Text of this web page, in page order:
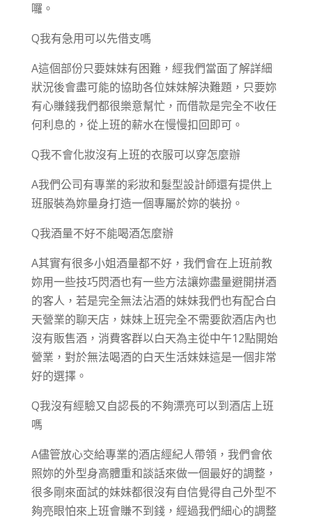
囉。
Q我有急用可以先借支嗎
A這個部份只要妹妹有困難，經我們當面了解詳細
狀況後會盡可能的協助各位妹妹解決難題，只要妳
有心賺錢我們都很樂意幫忙，而借款是完全不收任
何利息的，從上班的薪水在慢慢扣回即可。
Q我不會化妝沒有上班的衣服可以穿怎麼辦
A我們公司有專業的彩妝和髮型設計師還有提供上
班服裝為妳量身打造一個專屬於妳的裝扮。
Q我酒量不好不能喝酒怎麼辦
A其實有很多小姐酒量都不好，我們會在上班前教
妳用一些技巧閃酒也有一些方法讓妳盡量避開拼酒
的客人，若是完全無法沾酒的妹妹我們也有配合白
天營業的聊天店，妹妹上班完全不需要飲酒店內也
沒有販售酒，消費客群以白天為主從中午12點開始
營業，對於無法喝酒的白天生活妹妹這是一個非常
好的選擇。
Q我沒有經驗又自認長的不夠漂亮可以到酒店上班
嗎
A儘管放心交給專業的酒店經紀人帶領，我們會依
照妳的外型身高體重和談話來做一個最好的調整，
很多剛來面試的妹妹都很沒有自信覺得自己外型不
夠亮眼怕來上班會賺不到錢，經過我們細心的調整